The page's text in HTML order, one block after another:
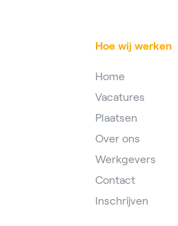
Hoe wij werken
Home
Vacatures
Plaatsen
Over ons
Werkgevers
Contact
Inschrijven